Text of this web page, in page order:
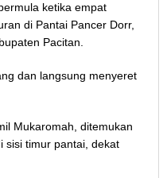
ketika empat
di Pantai Pancer Dorr,
Pacitan.
dan langsung menyeret
Mukaromah, ditemukan
sisi timur pantai, dekat